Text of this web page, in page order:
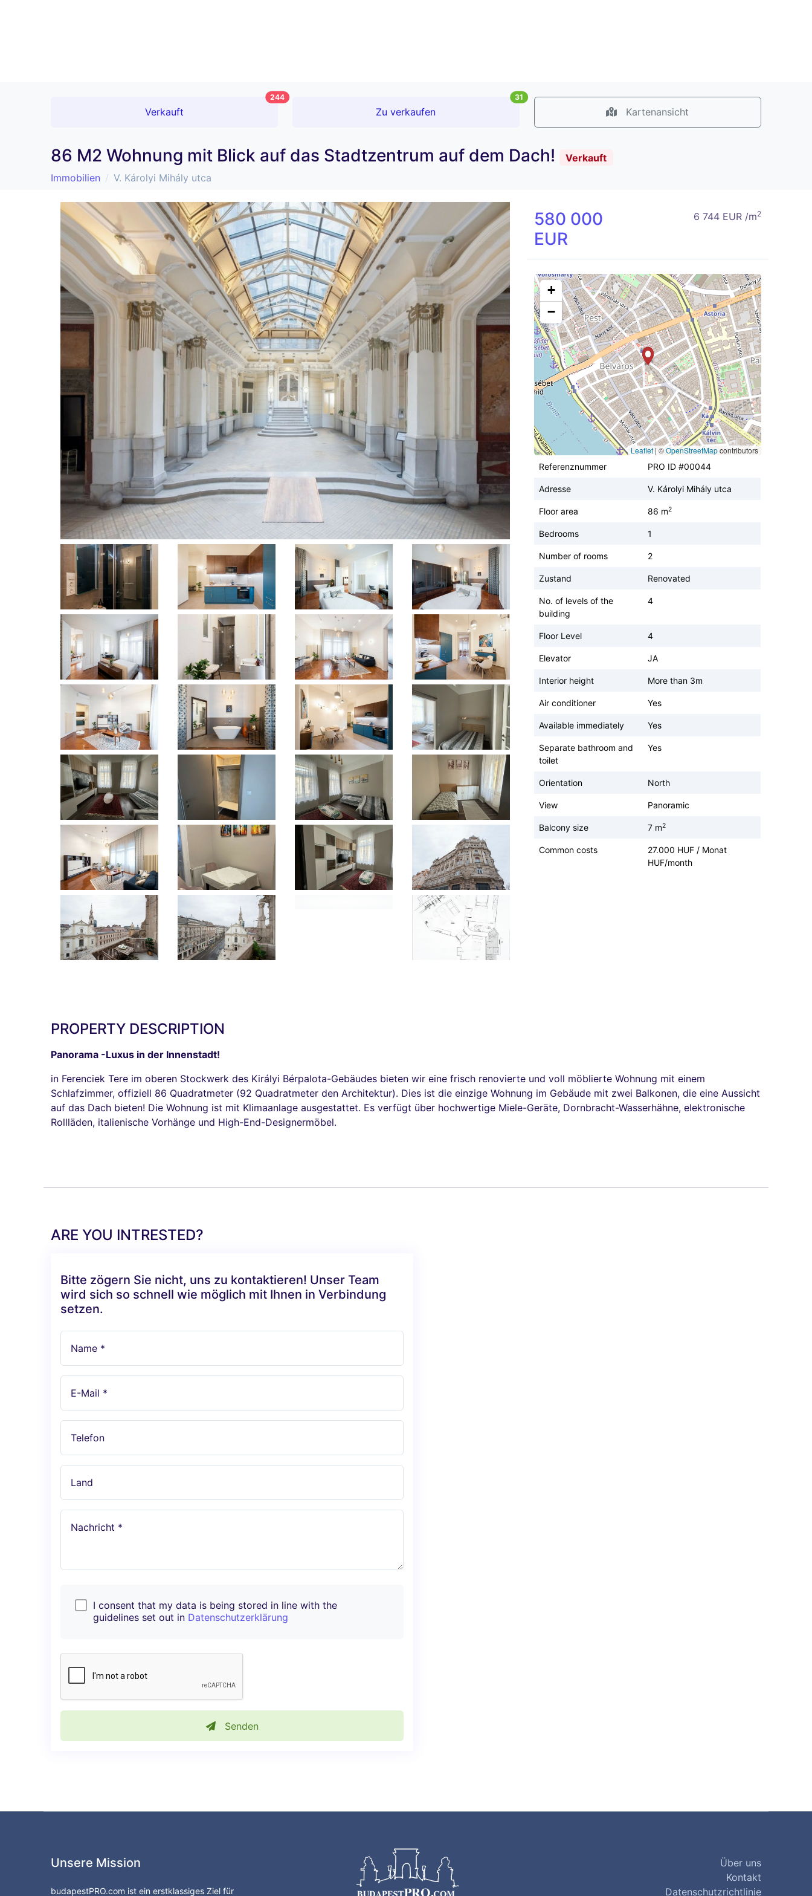
Verkauft
244
Zu verkaufen
31
Kartenansicht
86 M2 Wohnung mit Blick auf das Stadtzentrum auf dem Dach!
Verkauft
Immobilien
V. Károlyi Mihály utca
580 000
EUR
6 744 EUR /m2
+
−
Leaflet | ©OpenStreetMapcontributors
Referenznummer
PRO ID #00044
Adresse V. Károlyi Mihály utca
Floor area 86 m2
Bedrooms 1
Number of rooms 2
Zustand Renovated
No. of levels of the
building
4
Floor Level 4
Elevator JA
Interior height More than 3m
Air conditioner Yes
Available immediately Yes
Separate bathroom and
toilet
Yes
Orientation North
View Panoramic
Balcony size 7 m2
Common costs
27.000 HUF / Monat
HUF/month
PROPERTY DESCRIPTION
Panorama -Luxus in der Innenstadt!
in Ferenciek Tere im oberen Stockwerk des Királyi Bérpalota-Gebäudes bieten wir eine frisch renovierte und voll möblierte Wohnung mit einem
Schlafzimmer, offiziell 86 Quadratmeter (92 Quadratmeter den Architektur). Dies ist die einzige Wohnung im Gebäude mit zwei Balkonen, die eine Aussicht
auf das Dach bieten! Die Wohnung ist mit Klimaanlage ausgestattet. Es verfügt über hochwertige Miele-Geräte, Dornbracht-Wasserhähne, elektronische
Rollläden, italienische Vorhänge und High-End-Designermöbel.
ARE YOU INTRESTED?
Bitte zögern Sie nicht, uns zu kontaktieren! Unser Team
wird sich so schnell wie möglich mit Ihnen in Verbindung
setzen.
Name *
E-Mail *
Telefon
Land
Nachricht *
I consent that my data is being stored in line with the
guidelines set out in Datenschutzerklärung
Senden
Unsere Mission
budapestPRO.com ist ein erstklassiges Ziel für
Über uns
Kontakt
Datenschutzrichtlinie